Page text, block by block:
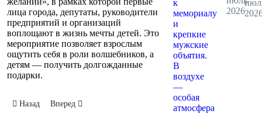
лица города, депутаты, руководители
предприятий и организаций
воплощают в жизнь мечты детей. Это
мероприятие позволяет взрослым
ощутить себя в роли волшебников, а
детям — получить долгожданные
подарки.
Предыдущий: Ёлка главы
Назад Следующий: Дом для курсантов, юнармейцев и патриотов
Вперед
к
мемориалу
и
крепкие
мужские
объятия.
В
воздухе
—
особая
атмосфера
2026